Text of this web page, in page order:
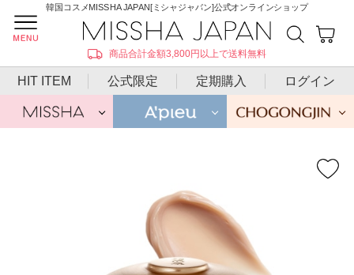
韓国コスメMISSHA JAPAN[ミシャジャパン]公式オンラインショップ
商品合計金額3,800円以上で送料無料
HIT ITEM 公式限定 定期購入 ログイン